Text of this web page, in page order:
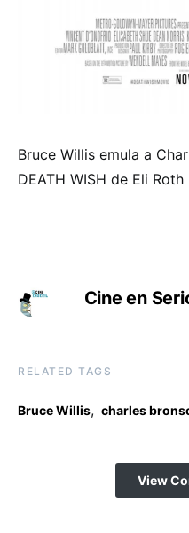
Bruce Willis emula a
DEATH WISH de Eli Roth
Cine en
RELATED TAGS
Bruce Willis, charles
View